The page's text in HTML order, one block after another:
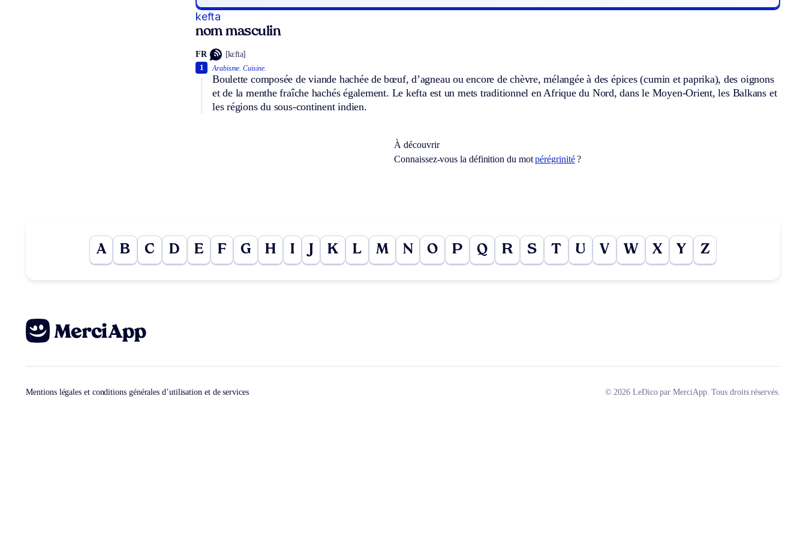
kefta
nom masculin
FR [kɛfta]
Arabisme. Cuisine.
Boulette composée de viande hachée de bœuf, d’agneau ou encore de chèvre, mélangée à des épices (cumin et paprika), des oignons
et de la menthe fraîche hachés également. Le kefta est un mets traditionnel en Afrique du Nord, dans le Moyen-Orient, les Balkans et
les régions du sous-continent indien.
1
À découvrir
Connaissez-vous la définition du motpérégrinité?
A B C D E F G H I K L M N O P Q R S T U V W X Y Z
Mentions légales et conditions générales d’utilisation et de services © 2026 LeDico par MerciApp. Tous droits réservés.